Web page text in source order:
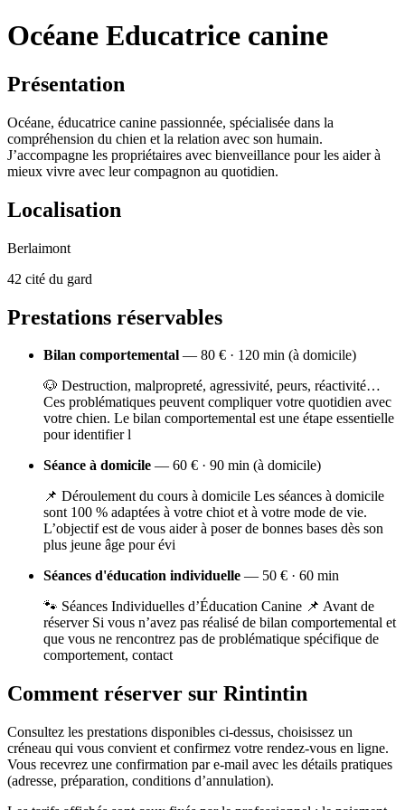
Océane Educatrice canine
Présentation
Océane, éducatrice canine passionnée, spécialisée dans la
compréhension du chien et la relation avec son humain.
J’accompagne les propriétaires avec bienveillance pour les aider à
mieux vivre avec leur compagnon au quotidien.
Localisation
Berlaimont
42 cité du gard
Prestations réservables
Bilan comportemental — 80 € · 120 min (à domicile)
🐶 Destruction, malpropreté, agressivité, peurs, réactivité…
Ces problématiques peuvent compliquer votre quotidien avec
votre chien. Le bilan comportemental est une étape essentielle
pour identifier l
Séance à domicile — 60 € · 90 min (à domicile)
📌 Déroulement du cours à domicile Les séances à domicile
sont 100 % adaptées à votre chiot et à votre mode de vie.
L’objectif est de vous aider à poser de bonnes bases dès son
plus jeune âge pour évi
Séances d'éducation individuelle — 50 € · 60 min
🐾 Séances Individuelles d’Éducation Canine 📌 Avant de
réserver Si vous n’avez pas réalisé de bilan comportemental et
que vous ne rencontrez pas de problématique spécifique de
comportement, contact
Comment réserver sur Rintintin
Consultez les prestations disponibles ci-dessus, choisissez un
créneau qui vous convient et confirmez votre rendez-vous en ligne.
Vous recevrez une confirmation par e-mail avec les détails pratiques
(adresse, préparation, conditions d’annulation).